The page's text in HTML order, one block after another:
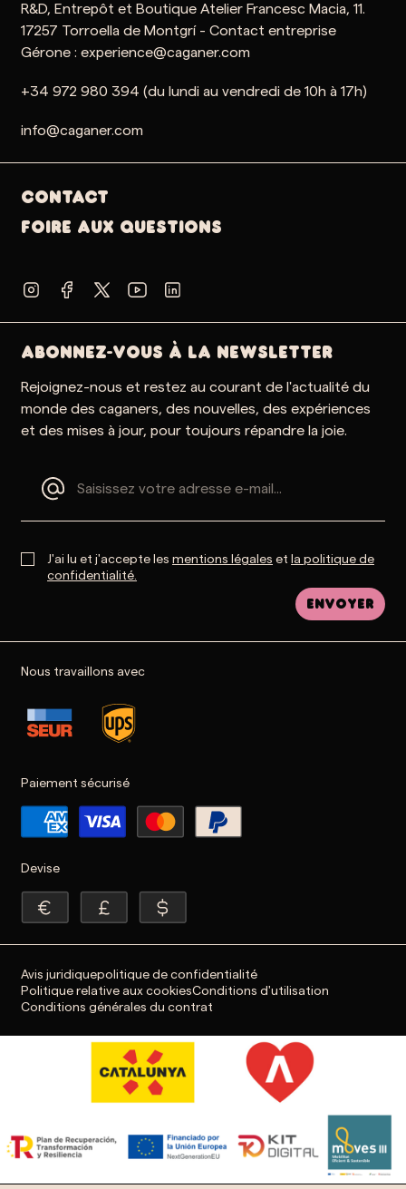
R&D, Entrepôt et Boutique Atelier Francesc Macia, 11.
17257 Torroella de Montgrí - Contact entreprise
Gérone : experience@caganer.com
+34 972 980 394 (du lundi au vendredi de 10h à 17h)
info@caganer.com
Contact
Foire aux questions
ABONNEZ-VOUS À LA NEWSLETTER
Rejoignez-nous et restez au courant de l'actualité du
monde des caganers, des nouvelles, des expériences
et des mises à jour, pour toujours répandre la joie.
J'ai lu et j'accepte les mentions légales et la politique de
confidentialité.
Envoyer
Nous travaillons avec
Paiement sécurisé
Devise
Avis juridiquepolitique de confidentialité
Politique relative aux cookiesConditions d'utilisation
Conditions générales du contrat